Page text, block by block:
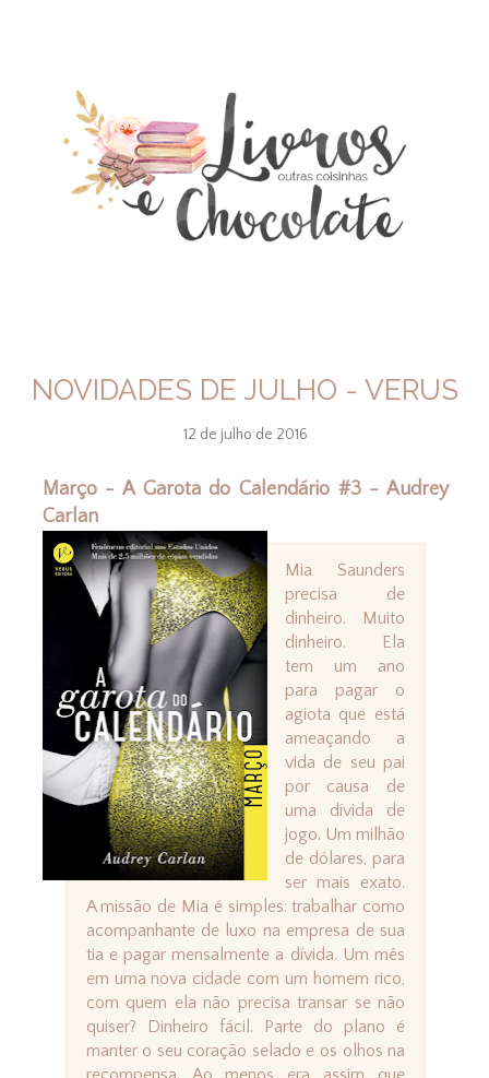
NOVIDADES DE JULHO - VERUS
12 de julho de 2016
Março - A Garota do Calendário #3 - Audrey
Carlan
Mia Saunders
precisa de
dinheiro. Muito
dinheiro. Ela
tem um ano
para pagar o
agiota que está
ameaçando a
vida de seu pai
por causa de
uma dívida de
jogo. Um milhão
de dólares, para
ser mais exato.
A missão de Mia é simples: trabalhar como
acompanhante de luxo na empresa de sua
tia e pagar mensalmente a dívida. Um mês
em uma nova cidade com um homem rico,
com quem ela não precisa transar se não
quiser? Dinheiro fácil. Parte do plano é
manter o seu coração selado e os olhos na